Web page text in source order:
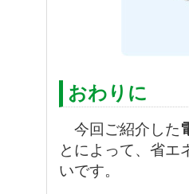
おわりに
今回ご紹介した
とによって、省エ
いです。